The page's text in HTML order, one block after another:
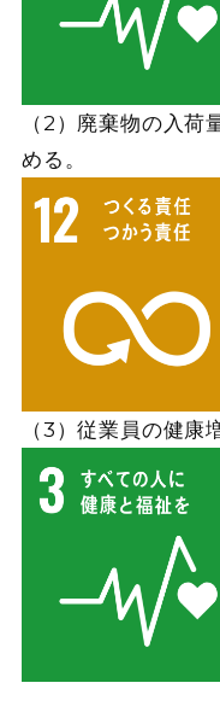
（2）廃棄物の入荷
める。
（3）従業員の健康